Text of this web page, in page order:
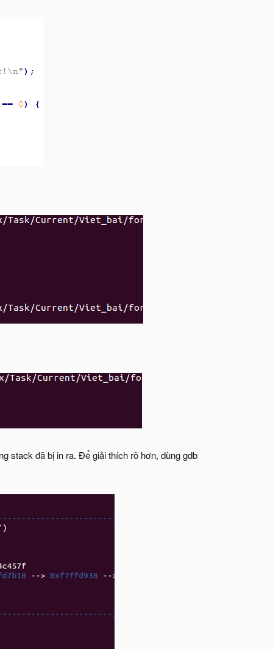
stack đã bị in ra. Để giải thích rõ hơn, dùng gdb